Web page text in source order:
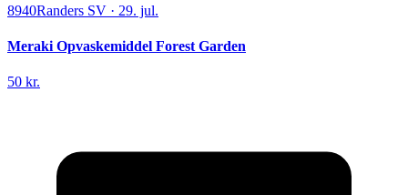
8940Randers SV · 29. jul.
Meraki Opvaskemiddel Forest Garden
50 kr.